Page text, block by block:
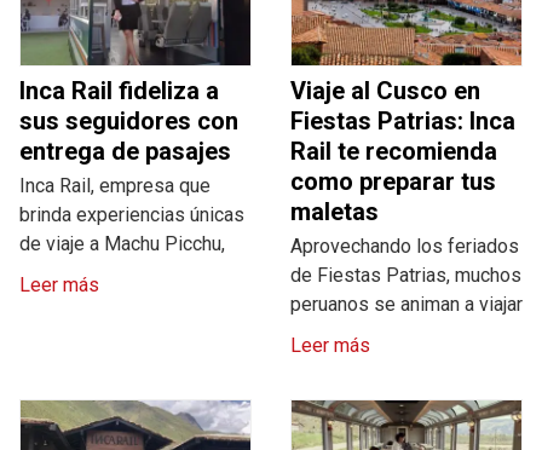
Inca Rail fideliza a
sus seguidores con
entrega de pasajes
Inca Rail, empresa que
brinda experiencias únicas
de viaje a Machu Picchu,
Leer más
Viaje al Cusco en
Fiestas Patrias: Inca
Rail te recomienda
como preparar tus
maletas
Aprovechando los feriados
de Fiestas Patrias, muchos
peruanos se animan a viajar
Leer más